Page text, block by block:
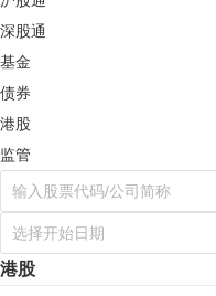
深股通
基金
债券
港股
监管
港股